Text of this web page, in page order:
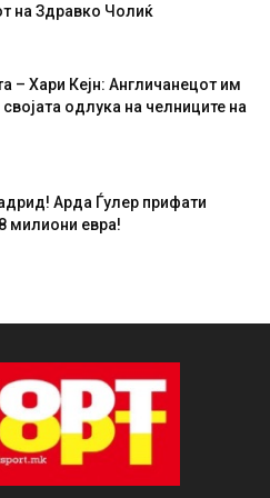
на Здравко Чолиќ
– Хари Кејн: Англичанецот им
одлука на челниците на
Арда Ѓулер прифати
милиони евра!